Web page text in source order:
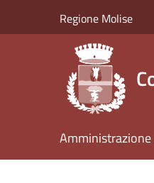
Regione Molise
Amministrazione